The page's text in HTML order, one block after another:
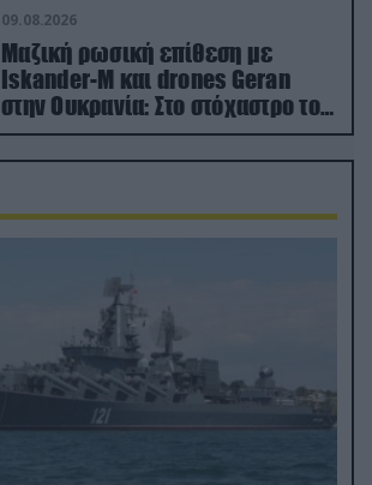
09.08.2026
Μαζική ρωσική επίθεση με
Iskander-M και drones Geran
στην Ουκρανία: Στο στόχαστρο το
εργοστάσιο των Flamingo